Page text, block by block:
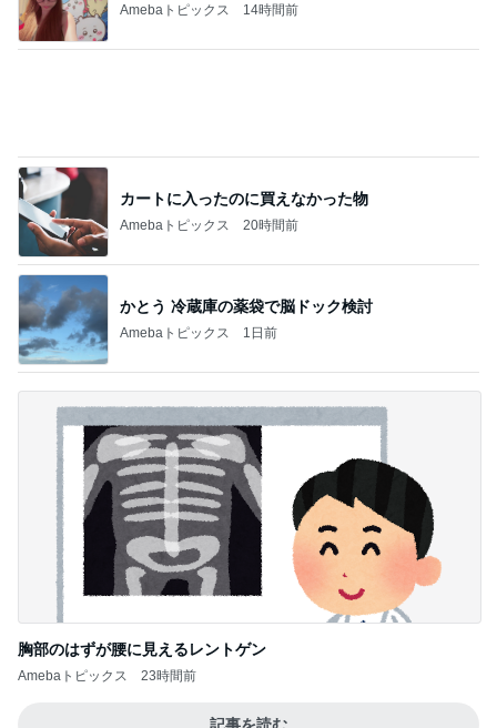
Amebaトピックス 14時間前
カートに入ったのに買えなかった物
Amebaトピックス 20時間前
かとう 冷蔵庫の薬袋で脳ドック検討
Amebaトピックス 1日前
胸部のはずが腰に見えるレントゲン
Amebaトピックス 23時間前